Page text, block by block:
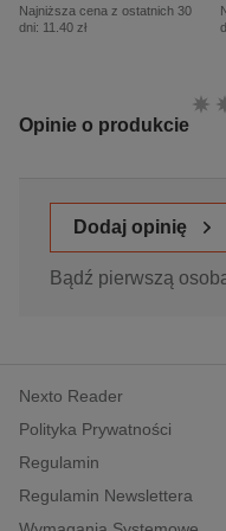
Najniższa cena z ostatnich 30
dni: 11.40 zł
Opinie o produkcie
Dodaj opinię
Bądź pierwszą
Nexto Reader
Polityka Prywatności
Regulamin
Regulamin Newslettera